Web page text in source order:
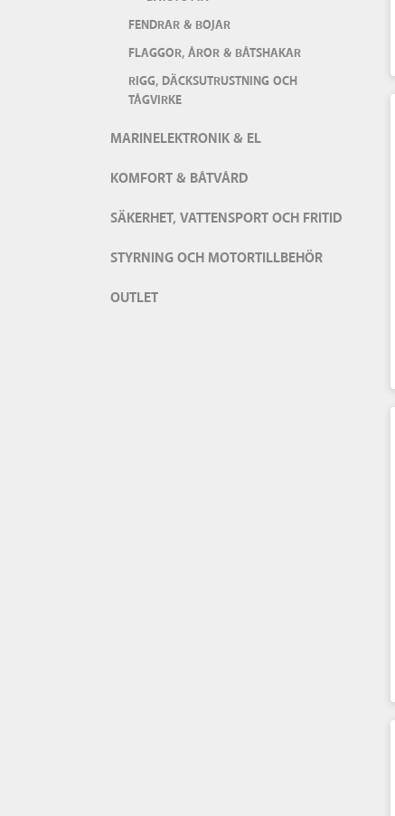
FENDRAR & BOJAR
FLAGGOR, ÅROR & BÅTSHAKAR
RIGG, DÄCKSUTRUSTNING OCH
TÅGVIRKE
MARINELEKTRONIK & EL
KOMFORT & BÅTVÅRD
SÄKERHET, VATTENSPORT OCH FRITID
STYRNING OCH MOTORTILLBEHÖR
OUTLET